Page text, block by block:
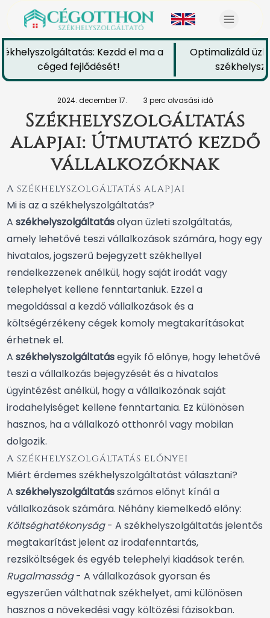
Kezdd el ma a
céged fejlődését!
Optimalizáld
2024. december 17. 3 perc olvasási idő
Székhelyszolgáltatás
alapjai: Útmutató kezdő
vállalkozóknak
A székhelyszolgáltatás alapjai
Mi is az a székhelyszolgáltatás?
A székhelyszolgáltatásolyan üzleti szolgáltatás,
amely lehetővé teszi vállalkozások számára, hogy egy
hivatalos, jogszerű bejegyzett székhellyel
rendelkezzenek anélkül, hogy saját irodát vagy
telephelyet kellene fenntartaniuk. Ezzel a
megoldással a kezdő vállalkozások és a
költségérzékeny cégek komoly megtakarításokat
érhetnek el.
A székhelyszolgáltatásegyik fő előnye, hogy lehetővé
teszi a vállalkozás bejegyzését és a hivatalos
ügyintézést anélkül, hogy a vállalkozónak saját
irodahelyiséget kellene fenntartania. Ez különösen
hasznos, ha a vállalkozó otthonról vagy mobilan
dolgozik.
A székhelyszolgáltatás előnyei
Miért érdemes székhelyszolgáltatást választani?
A székhelyszolgáltatásszámos előnyt kínál a
vállalkozások számára. Néhány kiemelkedő előny:
Költséghatékonyság- A székhelyszolgáltatás jelentős
megtakarítást jelent az irodafenntartás,
rezsiköltségek és egyéb telephelyi kiadások terén.
Rugalmasság- A vállalkozások gyorsan és
egyszerűen válthatnak székhelyet, ami különösen
hasznos a növekedési vagy költözési fázisokban.